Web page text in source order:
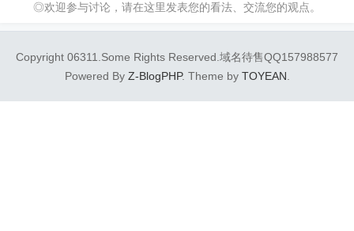
◎欢迎参与讨论，请在这里发表您的看法、交流您的观点。
Copyright 06311.Some Rights Reserved.域名待售QQ157988577
Powered By Z-BlogPHP. Theme by TOYEAN